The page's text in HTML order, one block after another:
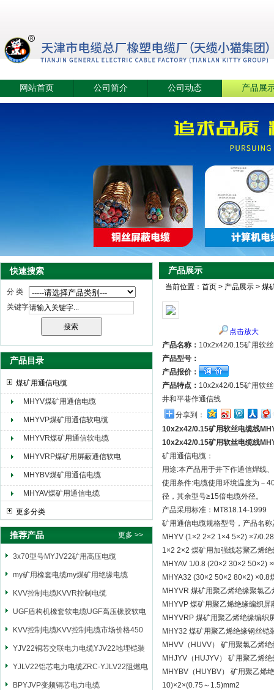
天津市电缆总厂橡塑电缆厂（天缆小猫集团）
网站首页 公司简介 公司动态 产品展
快速搜索
分 类
关键字
产品目录
煤矿用通信电缆
MHYV煤矿用通信电缆
MHYVP煤矿用通信软电缆
MHYVR煤矿用通信软电缆
MHYVRP煤矿用屏蔽通信软电
缆
MHYBV煤矿用通信电缆
MHYAV煤矿用通信电缆
更多分类
推荐产品 更多 >>
3x70型号MYJV22矿用高压电缆
my矿用橡套电缆my煤矿用绝缘电缆
KVV控制电缆KVVR控制电缆
UGF盾构机橡套软电缆UGF高压橡胶软电
缆
KVV控制电缆KVV控制电缆市场价格450
YJV22铜芯交联电力电缆YJV22地埋铠装
电源电缆
YJLV22铝芯电力电缆ZRC-YJLV22阻燃电
力电缆
BPYJVP变频铜芯电力电缆
产品展示
当前位置： 首页 > 产品展示 > 煤
点击放大
产品名称： 10x2x42/0.15矿用软
产品型号：
产品报价：
产品特点： 10x2x42/0.15矿用软
井和平巷作通信线
分享到：
10x2x42/0.15矿用软丝电缆线
10x2x42/0.15矿用软丝电缆线
矿用通信电缆：
用途:本产品用于井下作通信焊线
使用条件:电缆使用环境温度为－
径，其余型号≥15倍电缆外径。
产品采用标准：MT818.14-1999
矿用通信电缆规格型号，产品名称
MHYV (1×2 2×2 1×4 5×2) ×7/
1×2 2×2 煤矿用加强线芯聚乙烯
MHYAV 1/0.8 (20×2 30×2 50×2)
MHYA32 (30×2 50×2 80×2) ×0.8
MHYVR 煤矿用聚乙烯绝缘聚氯
MHYVP 煤矿用聚乙烯绝缘编织
MHYVRP 煤矿用聚乙烯绝缘编织
MHY32 煤矿用聚乙烯绝缘钢丝铠
MHVV（HUVV） 矿用聚氯乙烯
MHJYV（HUJYV） 矿用聚乙烯
MHYBV（HUYBV） 矿用聚乙烯
10)×2×(0.75～1.5)mm2